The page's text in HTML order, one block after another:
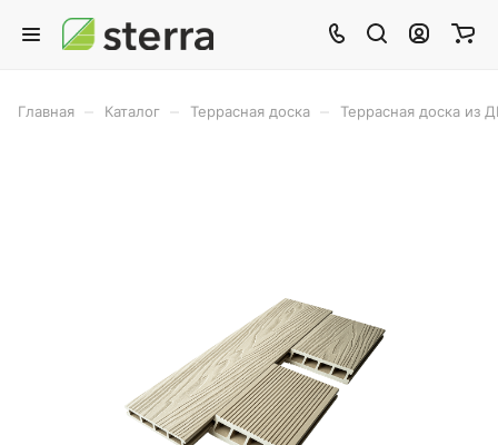
Главная Каталог Террасная доска Террасная доска из